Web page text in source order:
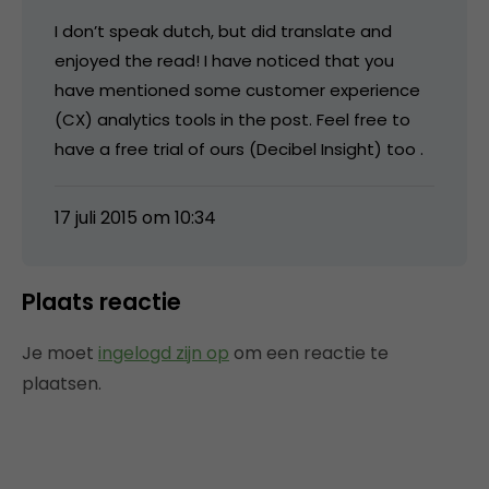
I don’t speak dutch, but did translate and
enjoyed the read! I have noticed that you
have mentioned some customer experience
(CX) analytics tools in the post. Feel free to
have a free trial of ours (Decibel Insight) too .
17 juli 2015 om 10:34
Plaats reactie
Je moet ingelogd zijn op om een reactie te
plaatsen.